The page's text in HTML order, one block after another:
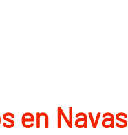
en Navas